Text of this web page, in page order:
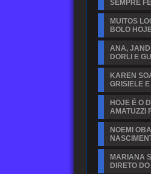
SEMPRE
MUITOS
BOLO
ANA,
DORLI E
KAREN
GRISIELE
HOJE É O
AMATUZZI
NOEMI
MARIANA
DIRETO